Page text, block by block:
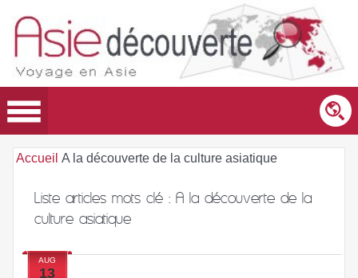
Accueil A la découverte de la culture asiatique
Liste articles mots clé :A la découverte de la
culture asiatique
AUG
13